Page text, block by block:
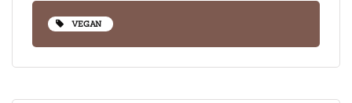
VEGAN